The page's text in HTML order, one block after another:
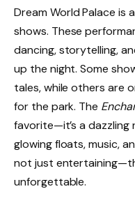
Dream World Palace is
shows. These
dancing, storytelling,
up the night. Some
tales, while others are
for the park. The
favorite—it’s a
glowing floats, music,
not just
unforgettable.